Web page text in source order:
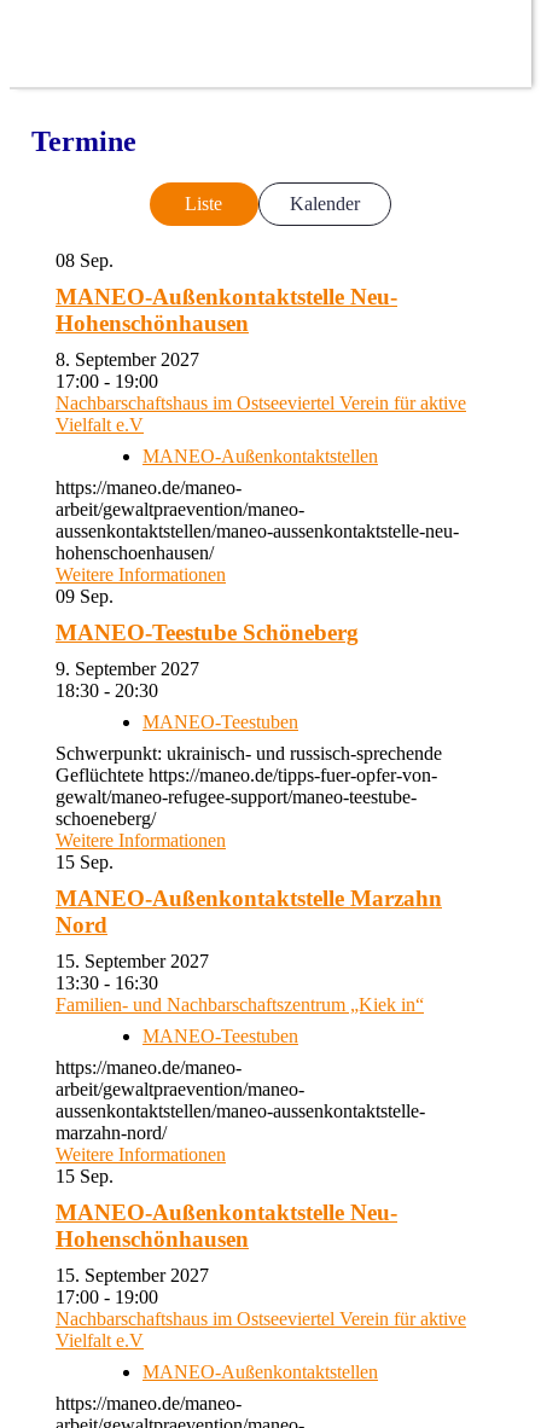
Termine
Liste Kalender
08 Sep.
MANEO-Außenkontaktstelle Neu-
Hohenschönhausen
8. September 2027
17:00 - 19:00
Nachbarschaftshaus im Ostseeviertel Verein für aktive
Vielfalt e.V
MANEO-Außenkontaktstellen
https://maneo.de/maneo-
arbeit/gewaltpraevention/maneo-
aussenkontaktstellen/maneo-aussenkontaktstelle-neu-
hohenschoenhausen/
Weitere Informationen
09 Sep.
MANEO-Teestube Schöneberg
9. September 2027
18:30 - 20:30
MANEO-Teestuben
Schwerpunkt: ukrainisch- und russisch-sprechende
Geflüchtete https://maneo.de/tipps-fuer-opfer-von-
gewalt/maneo-refugee-support/maneo-teestube-
schoeneberg/
Weitere Informationen
15 Sep.
MANEO-Außenkontaktstelle Marzahn
Nord
15. September 2027
13:30 - 16:30
Familien- und Nachbarschaftszentrum „Kiek in“
MANEO-Teestuben
https://maneo.de/maneo-
arbeit/gewaltpraevention/maneo-
aussenkontaktstellen/maneo-aussenkontaktstelle-
marzahn-nord/
Weitere Informationen
15 Sep.
MANEO-Außenkontaktstelle Neu-
Hohenschönhausen
15. September 2027
17:00 - 19:00
Nachbarschaftshaus im Ostseeviertel Verein für aktive
Vielfalt e.V
MANEO-Außenkontaktstellen
https://maneo.de/maneo-